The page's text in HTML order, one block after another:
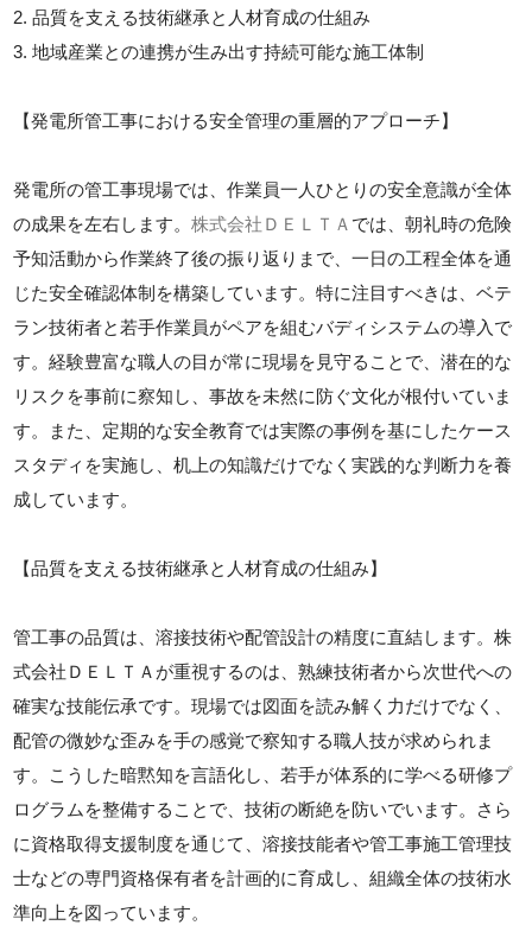
2. 品質を支える技術継承と人材育成の仕組み
3. 地域産業との連携が生み出す持続可能な施工体制
【発電所管工事における安全管理の重層的アプローチ】
発電所の管工事現場では、作業員一人ひとりの安全意識が全体
の成果を左右します。株式会社ＤＥＬＴＡ では、朝礼時の危険
予知活動から作業終了後の振り返りまで、一日の工程全体を通
じた安全確認体制を構築しています。特に注目すべきは、ベテ
ラン技術者と若手作業員がペアを組むバディシステムの導入で
す。経験豊富な職人の目が常に現場を見守ることで、潜在的な
リスクを事前に察知し、事故を未然に防ぐ文化が根付いていま
す。また、定期的な安全教育では実際の事例を基にしたケース
スタディを実施し、机上の知識だけでなく実践的な判断力を養
成しています。
【品質を支える技術継承と人材育成の仕組み】
管工事の品質は、溶接技術や配管設計の精度に直結します。株
式会社ＤＥＬＴＡが重視するのは、熟練技術者から次世代への
確実な技能伝承です。現場では図面を読み解く力だけでなく、
配管の微妙な歪みを手の感覚で察知する職人技が求められま
す。こうした暗黙知を言語化し、若手が体系的に学べる研修プ
ログラムを整備することで、技術の断絶を防いでいます。さら
に資格取得支援制度を通じて、溶接技能者や管工事施工管理技
士などの専門資格保有者を計画的に育成し、組織全体の技術水
準向上を図っています。